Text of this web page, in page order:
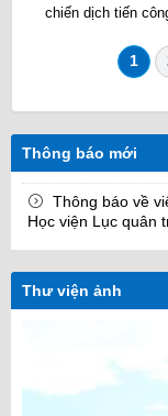
chiến dịch tiến
1
Thông báo mới
Thông báo về
Học viện Lục quân
Thư viện ảnh